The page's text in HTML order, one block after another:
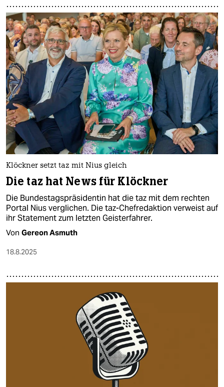
Klöckner setzt taz mit Nius gleich
Die taz hat News für Klöckner
Die Bundestagspräsidentin hat die taz mit dem rechten
Portal Nius verglichen. Die taz-Chefredaktion verweist auf
ihr Statement zum letzten Geisterfahrer.
Von Gereon Asmuth
18.8.2025